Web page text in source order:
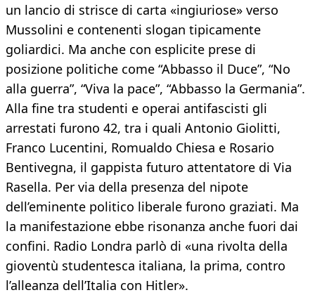
un lancio di strisce di carta «ingiuriose» verso
Mussolini e contenenti slogan tipicamente
goliardici. Ma anche con esplicite prese di
posizione politiche come “Abbasso il Duce”, “No
alla guerra”, “Viva la pace”, “Abbasso la Germania”.
Alla fine tra studenti e operai antifascisti gli
arrestati furono 42, tra i quali Antonio Giolitti,
Franco Lucentini, Romualdo Chiesa e Rosario
Bentivegna, il gappista futuro attentatore di Via
Rasella. Per via della presenza del nipote
dell’eminente politico liberale furono graziati. Ma
la manifestazione ebbe risonanza anche fuori dai
confini. Radio Londra parlò di «una rivolta della
gioventù studentesca italiana, la prima, contro
l’alleanza dell’Italia con Hitler».